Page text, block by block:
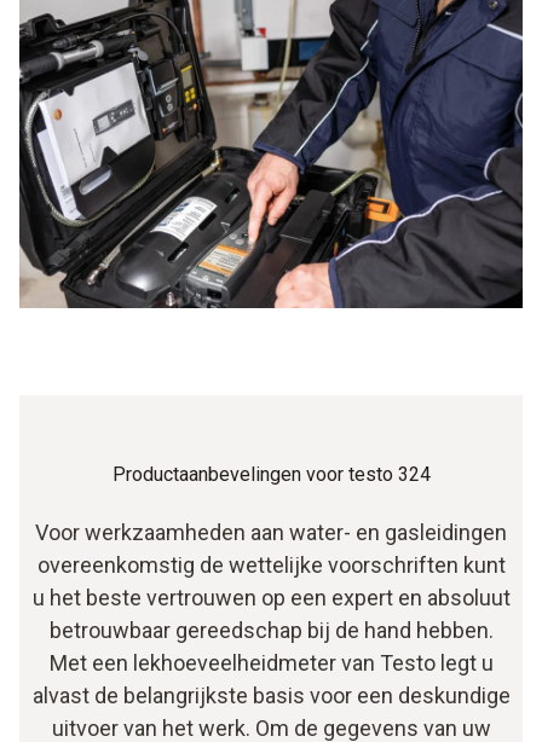
Uiterst nauwkeurige meetresultaten door moderne
sensoren
Afhankelijk van het instrument: Uitbreiding van het
instrument door optioneel toebehoren mogelijk
Eén-slang-aansluiting voor zeer eenvoudige bediening
Grafisch display met hoge resolutie zorgt voor
comfortabel werken
Instrument schakelt automatisch uit in het kader van een
Productaanbevelingen voor testo 324
Voor werkzaamheden aan water- en gasleidingen
overeenkomstig de wettelijke voorschriften kunt
u het beste vertrouwen op een expert en absoluut
betrouwbaar gereedschap bij de hand hebben.
Met een lekhoeveelheidmeter van Testo legt u
alvast de belangrijkste basis voor een deskundige
uitvoer van het werk. Om de gegevens van uw